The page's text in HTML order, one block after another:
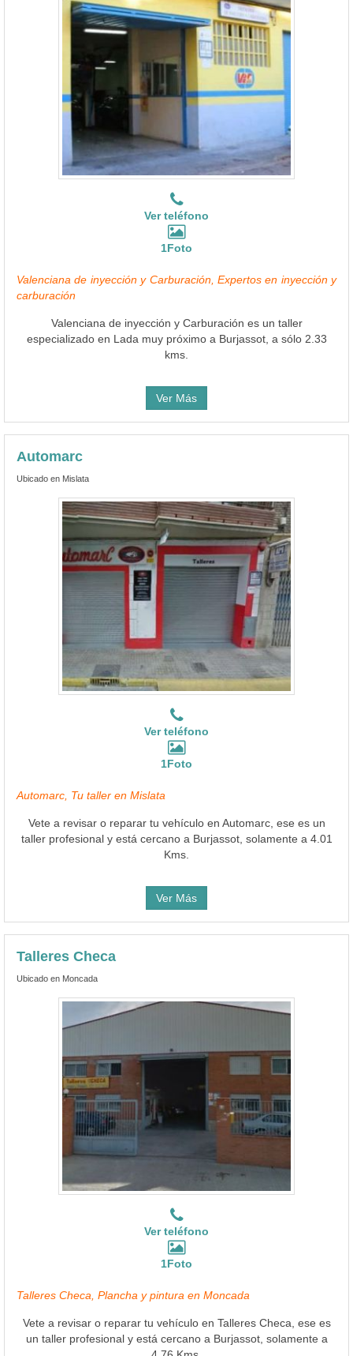
Ver teléfono
1Foto
Valenciana de inyección y Carburación, Expertos en inyección y
carburación
Valenciana de inyección y Carburación es un taller
especializado en Lada muy próximo a Burjassot, a sólo 2.33
kms.
Ver Más
Automarc
Ubicado en Mislata
Ver teléfono
1Foto
Automarc, Tu taller en Mislata
Vete a revisar o reparar tu vehículo en Automarc, ese es un
taller profesional y está cercano a Burjassot, solamente a 4.01
Kms.
Ver Más
Talleres Checa
Ubicado en Moncada
Ver teléfono
1Foto
Talleres Checa, Plancha y pintura en Moncada
Vete a revisar o reparar tu vehículo en Talleres Checa, ese es
un taller profesional y está cercano a Burjassot, solamente a